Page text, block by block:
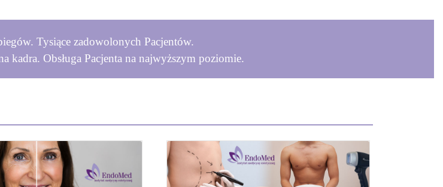
Tysiące zadowolonych Pacjentów.
kadra. Obsługa Pacjenta na najwyższym poziomie.